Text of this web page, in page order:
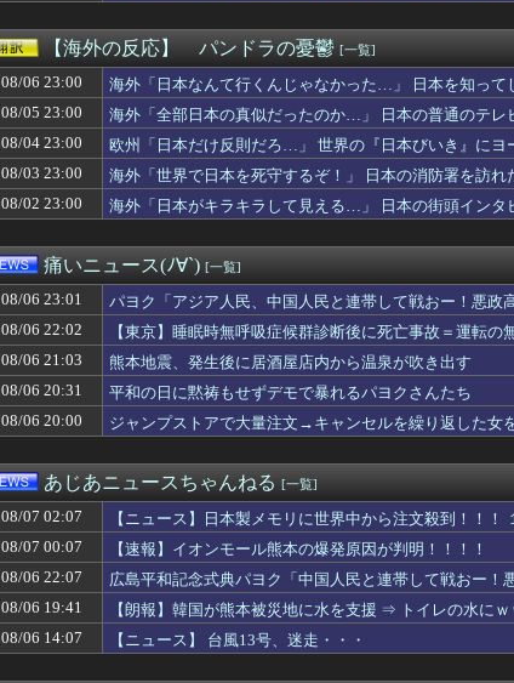
【画像】チー牛さん、とんでもない恵体の白人美女と結婚してしまうｗ
【絶望】里帰り出産中の嫁と険悪…もう会わずに離婚したくなった理由
消費税減税をなんとしても阻止したい石破前首相、「何いってんのこ
子の保育園バザーに出そうと思っていた物をダンボール箱ごと持って
【ククパ】味付けがケチャップ、タイトルがスイーツ臭…。クックパ
小梨の私へ嫌味言ってたトメが、標的をコトメに変えた→トメ「いつ
やってみたいバイト
【画像】Ado、おっぱいが小さい。【朗悲報】
【興奮】発情期の嫁のマ○コをチ◯コで擦りまくった結果ｗｗｗｗｗ
「サウダージ」とかいうサウダージでしか聞いたことない言葉ｗｗｗｗ
【画像】5億円を目の前にした吉岡里帆の顔ｗｗｗｗｗ
【衝撃】嫁の不倫相手から『神対応』されて人生やり直せた結果ｗｗ
【画像】 こんなだらしない体型の女子が好きなやついる？
【悲報】格安ピンサロ行ってきたらｗｗｗｗｗｗｗｗｗｗｗwwww
大人になってから共感できなくなったキャラ
ベランダで緑色で赤いくちばしの中型のインコを保護。ご近所あたりに
恋愛相談してくる職場の後輩(♀)に、勝手に不倫相手（本命）にされた
【すごい話】余命半年と言われてたがウワキ夫捨てて義両親の介護や
【悲報】共同通信、ガチで逝く・・・・・・
【必見動画】熊本総合病院 地震発生時の手術室の映像が色んな意味で
【衝撃】妻の浮気が発覚…あのときの「音信不通の弟」の意味がヤバ
【速報】日本の地震被害に支援したのに「韓国産の水は水洗トイレに」
【VCR RUST】葛葉達：7日目｜あまりに生々しすぎる陰キャムーブで
【子供】結局何歳差がベスト？？
米穀商社の木徳神糧、4-6月期経常利益が前年同期比97.7％減の0.7億円
【画像】ダンス部さん、公式SNSで部員のエ○チな動画をあげてしまっ
【朗報】「誰からも好かれる主人公」の特徴、ガチで決まるｗｗｗｗ
【海外の反応】 パンドラの憂鬱 [一覧]
08/06 23:00
海外「日本なんて行くんじゃなかった…」 日本を知っ
08/05 23:00
海外「全部日本の真似だったのか…」 日本の普通のテレ
08/04 23:00
欧州「日本だけ反則だろ…」 世界の『日本びいき』にヨ
08/03 23:00
海外「世界で日本を死守するぞ！」 日本の消防署を訪
08/02 23:00
海外「日本がキラキラして見える…」 日本の街頭イン
痛いニュース(ﾉ∀`) [一覧]
08/06 23:01
パヨク「アジア人民、中国人民と連帯して戦おー！悪政
08/06 22:02
【東京】睡眠時無呼吸症候群診断後に死亡事故＝運転
08/06 21:03
熊本地震、発生後に居酒屋店内から温泉が吹き出す
08/06 20:31
平和の日に黙祷もせずデモで暴れるパヨクさんたち
08/06 20:00
ジャンプストアで大量注文→キャンセルを繰り返した
あじあニュースちゃんねる [一覧]
08/07 02:07
【ニュース】日本製メモリに世界中から注文殺到！！！
08/07 00:07
【速報】イオンモール熊本の爆発原因が判明！！！！
08/06 22:07
広島平和記念式典パヨク「中国人民と連帯して戦おー！
08/06 19:41
【朗報】韓国が熊本被災地に水を支援 ⇒ トイレの水にｗ
08/06 14:07
【ニュース】 台風13号、迷走・・・